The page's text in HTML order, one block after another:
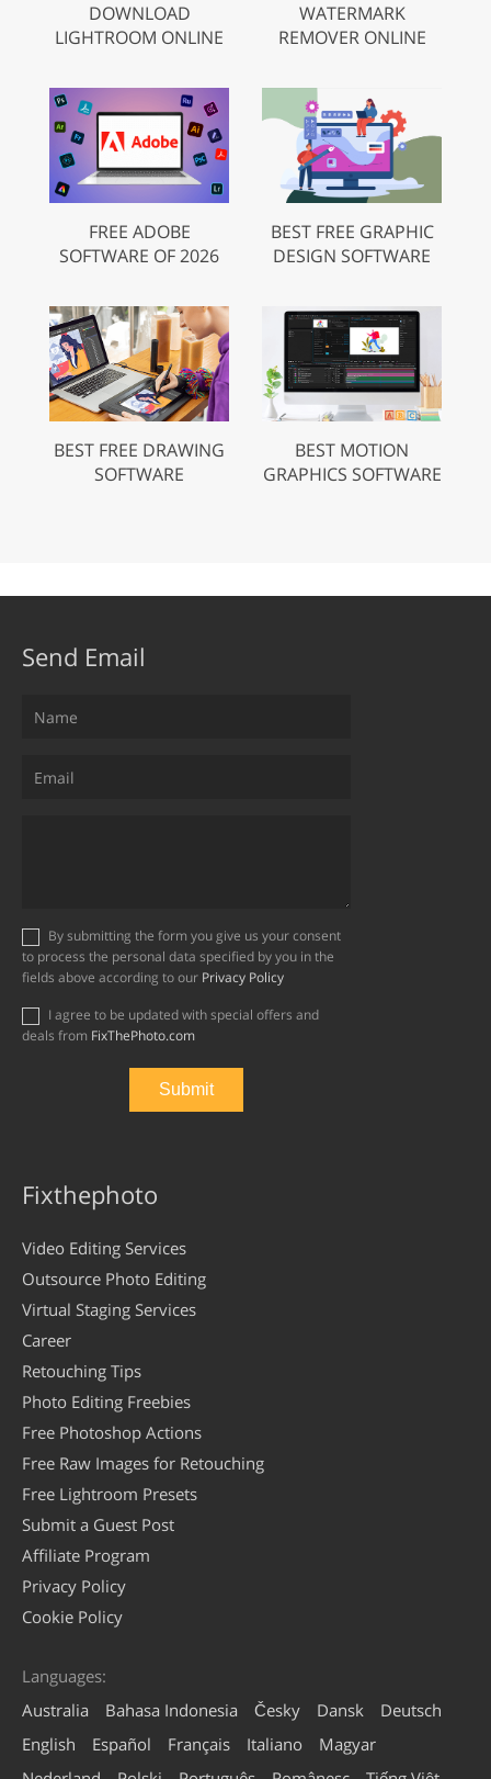
DOWNLOAD
LIGHTROOM ONLINE
WATERMARK
REMOVER ONLINE
FREE ADOBE
SOFTWARE OF 2026
BEST FREE GRAPHIC
DESIGN SOFTWARE
BEST FREE DRAWING
SOFTWARE
BEST MOTION
GRAPHICS SOFTWARE
Send Email
to process the personal data specified by you in the
fields above according to our Privacy Policy
deals from FixThePhoto.com
Fixthephoto
Video Editing Services
Outsource Photo Editing
Virtual Staging Services
Career
Retouching Tips
Photo Editing Freebies
Free Photoshop Actions
Free Raw Images for Retouching
Free Lightroom Presets
Submit a Guest Post
Affiliate Program
Privacy Policy
Cookie Policy
Languages:
Australia
Bahasa Indonesia Česky Dansk
Deutsch
English
Español Français Italiano
Magyar